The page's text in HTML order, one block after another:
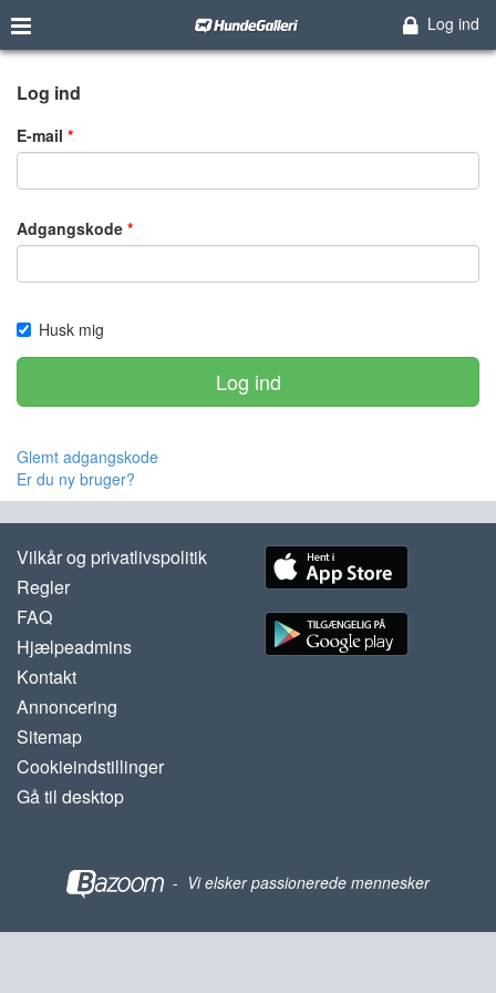
Log ind
Log ind
E-mail
Adgangskode
Husk mig
Log ind
Glemt adgangskode
Er du ny bruger?
Vilkår og privatlivspolitik
Regler
FAQ
Hjælpeadmins
Kontakt
Annoncering
Sitemap
Cookieindstillinger
Gå til desktop
- Vi elsker passionerede mennesker